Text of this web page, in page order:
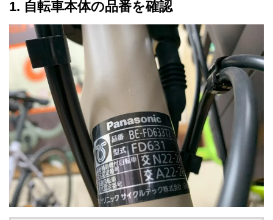
1. 自転車本体の品番を確認